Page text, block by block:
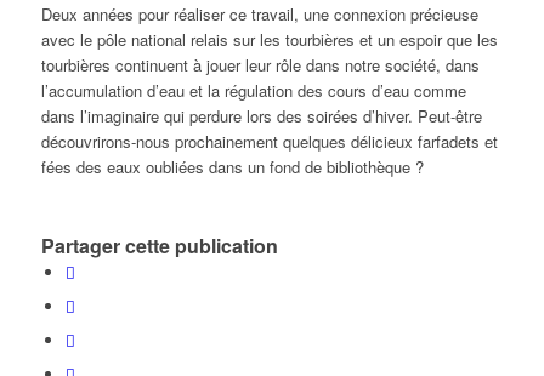
Deux années pour réaliser ce travail, une connexion précieuse
avec le pôle national relais sur les tourbières et un espoir que les
tourbières continuent à jouer leur rôle dans notre société, dans
l’accumulation d’eau et la régulation des cours d’eau comme
dans l’imaginaire qui perdure lors des soirées d’hiver. Peut-être
découvrirons-nous prochainement quelques délicieux farfadets et
fées des eaux oubliées dans un fond de bibliothèque ?
Partager cette publication